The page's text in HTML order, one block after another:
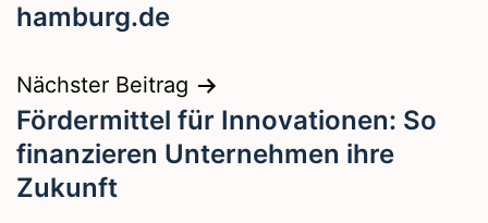
hamburg.de
Nächster Beitrag
Fördermittel für Innovationen: So
finanzieren Unternehmen ihre
Zukunft